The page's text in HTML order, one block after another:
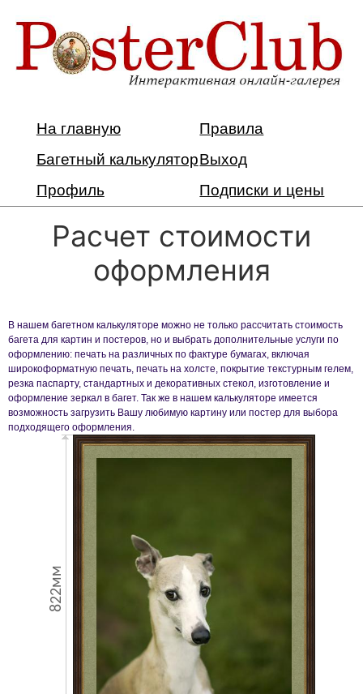
На главную
Правила
Багетный калькуляторВыход
Профиль
Подписки и цены
Расчет стоимости
оформления
В нашем багетном калькуляторе можно не только рассчитать стоимость
багета для картин и постеров, но и выбрать дополнительные услуги по
оформлению: печать на различных по фактуре бумагах, включая
широкоформатную печать, печать на холсте, покрытие текстурным гелем,
резка паспарту, стандартных и декоративных стекол, изготовление и
оформление зеркал в багет. Так же в нашем калькуляторе имеется
возможность загрузить Вашу любимую картину или постер для выбора
подходящего оформления.
822мм